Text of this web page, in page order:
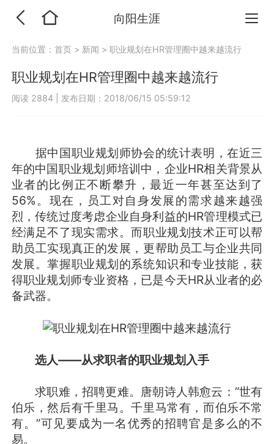
向阳生涯
当前位置：首页 > 新闻 >职业规划在HR管理圈中越来越流行
职业规划在HR管理圈中越来越流行
阅读 2884 发布日期：2018/06/15 05:59:12
据中国职业规划师协会的统计表明，在近三
年的中国职业规划师培训中，企业HR相关背景从
业者的比例正不断攀升，最近一年甚至达到了
56%。现在，员工对自身发展的需求越来越强
烈，传统过度考虑企业自身利益的HR管理模式已
经满足不了现实需求。而职业规划技术正可以帮
助员工实现真正的发展，更帮助员工与企业共同
发展。掌握职业规划的系统知识和专业技能，获
得职业规划师专业资格，已是今天HR从业者的必
备武器。
选人——从求职者的职业规划入手
求职难，招聘更难。唐朝诗人韩愈云：“世有
伯乐，然后有千里马。千里马常有，而伯乐不常
有。”可见要成为一名优秀的招聘官是多么的不
易。